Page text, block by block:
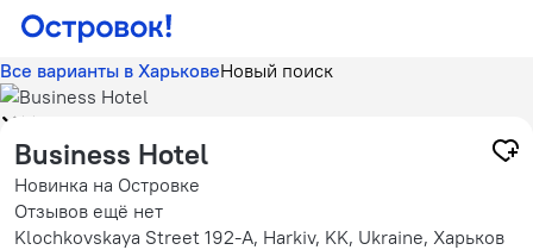
Все варианты в ХарьковеНовый поиск
Business Hotel
Новинка на Островке
Отзывов ещё нет
Klochkovskaya Street 192-A, Harkіv, KK, Ukraine, Харьков